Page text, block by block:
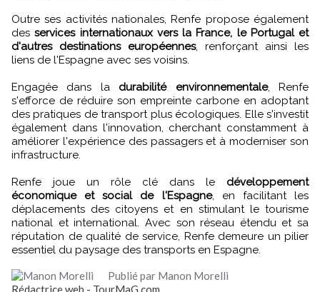
Outre ses activités nationales, Renfe propose également
desservices internationaux vers la France, le Portugal et
d'autres destinations européennes, renforçant ainsi les
liens de l'Espagne avec ses voisins.
Engagée dans la durabilité environnementale, Renfe
s'efforce de réduire son empreinte carbone en adoptant
des pratiques de transport plus écologiques. Elle s'investit
également dans l'innovation, cherchant constamment à
améliorer l'expérience des passagers et à moderniser son
infrastructure.
Renfe joue un rôle clé dans le développement
économique et social de l'Espagne, en facilitant les
déplacements des citoyens et en stimulant le tourisme
national et international. Avec son réseau étendu et sa
réputation de qualité de service, Renfe demeure un pilier
essentiel du paysage des transports en Espagne.
Publié par Manon Morelli
Rédactrice web - TourMaG.com